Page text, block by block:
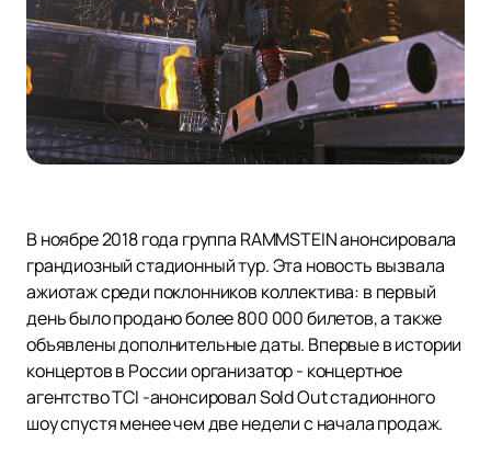
В ноябре 2018 года группа RAMMSTEIN анонсировала
грандиозный стадионный тур. Эта новость вызвала
ажиотаж среди поклонников коллектива: в первый
день было продано более 800 000 билетов, а также
объявлены дополнительные даты. Впервые в истории
концертов в России организатор - концертное
агентство TCI -анонсировал Sold Out стадионного
шоу спустя менее чем две недели с начала продаж.